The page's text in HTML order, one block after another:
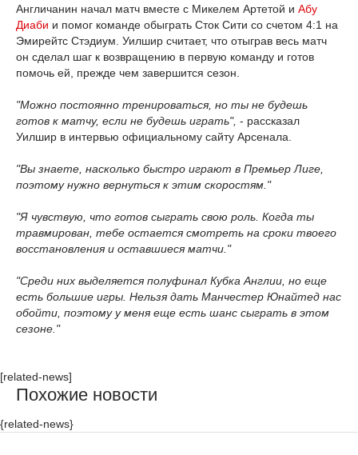
Англичанин начал матч вместе с Микелем Артетой и Абу
Диаби и помог команде обыграть Сток Сити со счетом 4:1 на
Эмирейтс Стэдиум. Уилшир считает, что отыграв весь матч
он сделал шаг к возвращению в первую команду и готов
помочь ей, прежде чем завершится сезон.
"Можно постоянно тренироваться, но ты не будешь
готов к матчу, если не будешь играть", - рассказал
Уилшир в интервью официальному сайту Арсенала.
"Вы знаете, насколько быстро играют в Премьер Лиге,
поэтому нужно вернуться к этим скоростям."
"Я чувствую, что готов сыграть свою роль. Когда ты
травмирован, тебе остается смотреть на сроки твоего
восстановления и оставшиеся матчи."
"Среди них выделяется полуфинал Кубка Англии, но еще
есть большие игры. Нельзя дать Манчестер Юнайтед нас
обойти, поэтому у меня еще есть шанс сыграть в этом
сезоне."
[related-news]
Похожие новости
{related-news}